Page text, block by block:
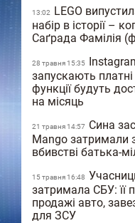
13:02
LEGO
набір в історії –
Саґрада Фамілія
28 травня 15:35
запускають платні
функції будуть
на місяць
21 травня 14:57
Сина
Mango затримали
вбивстві батька-
15 травня 16:48
затримала СБУ: її
продажі авто,
для ЗСУ